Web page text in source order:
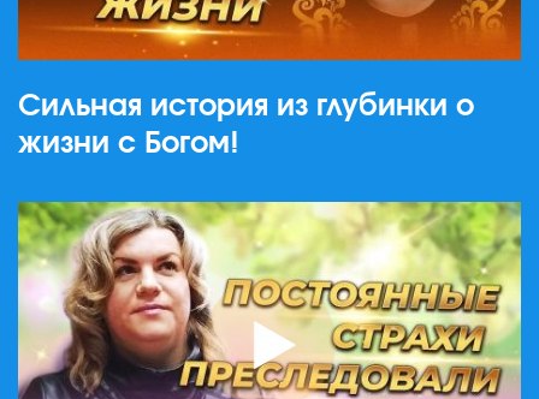
Сильная история из глубинки о
жизни с Богом!